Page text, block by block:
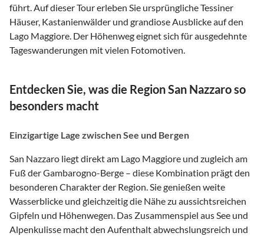
führt. Auf dieser Tour erleben Sie ursprüngliche Tessiner
Häuser, Kastanienwälder und grandiose Ausblicke auf den
Lago Maggiore. Der Höhenweg eignet sich für ausgedehnte
Tageswanderungen mit vielen Fotomotiven.
Entdecken Sie, was die Region San Nazzaro so
besonders macht
Einzigartige Lage zwischen See und Bergen
San Nazzaro liegt direkt am Lago Maggiore und zugleich am
Fuß der Gambarogno-Berge – diese Kombination prägt den
besonderen Charakter der Region. Sie genießen weite
Wasserblicke und gleichzeitig die Nähe zu aussichtsreichen
Gipfeln und Höhenwegen. Das Zusammenspiel aus See und
Alpenkulisse macht den Aufenthalt abwechslungsreich und